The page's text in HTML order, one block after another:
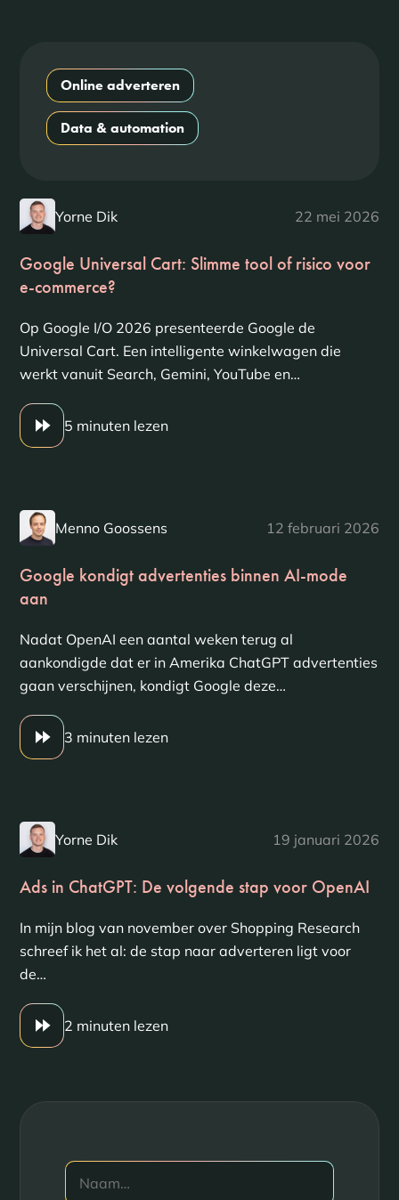
Online adverteren
Data & automation
Yorne Dik 22 mei 2026
Google Universal Cart: Slimme tool of risico voor
e-commerce?
Op Google I/O 2026 presenteerde Google de
Universal Cart. Een intelligente winkelwagen die
werkt vanuit Search, Gemini, YouTube en…
5 minuten lezen
Menno Goossens 12 februari 2026
Google kondigt advertenties binnen AI-mode
aan
Nadat OpenAI een aantal weken terug al
aankondigde dat er in Amerika ChatGPT advertenties
gaan verschijnen, kondigt Google deze…
3 minuten lezen
Yorne Dik 19 januari 2026
Ads in ChatGPT: De volgende stap voor OpenAI
In mijn blog van november over Shopping Research
schreef ik het al: de stap naar adverteren ligt voor
de…
2 minuten lezen